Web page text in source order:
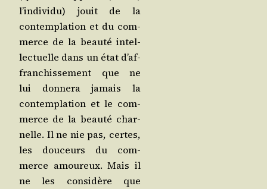
l’in­di­vi­du) jouit de la
contem­pla­tion et du com­
merce de la beau­té intel­
lec­tuelle dans un état d’af­
fran­chis­se­ment que ne
lui don­ne­ra jamais la
contem­pla­tion et le com­
merce de la beau­té char­
nelle. Il ne nie pas, certes,
les dou­ceurs du com­
merce amou­reux. Mais il
ne les consi­dère que